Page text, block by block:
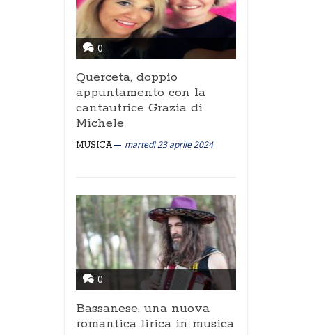
0
Querceta, doppio
appuntamento con la
cantautrice Grazia di
Michele
MUSICA martedì 23 aprile 2024
0
Bassanese, una nuova
romantica lirica in musica